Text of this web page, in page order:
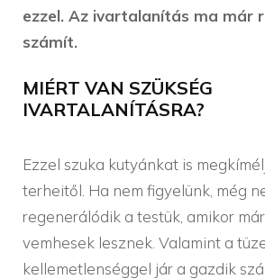
ezzel. Az ivartalanítás ma már
számít.
MIÉRT VAN SZÜKSÉG
IVARTALANÍTÁSRA?
Ezzel szuka kutyánkat is
terheitől. Ha nem figyelünk, még
regenerálódik a testük, amikor
vemhesek lesznek. Valamint a
kellemetlenséggel jár a gazdik